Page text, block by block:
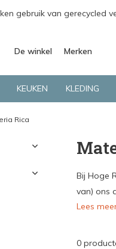
gebruik van gerecycled
De winkel Merken
KEUKEN KLEDING
Rica
Bij Hoge
van) ons
Lees
0